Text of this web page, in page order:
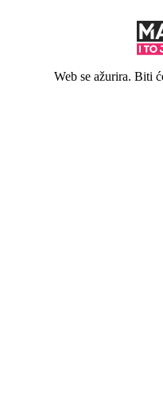
Web se ažurira. Biti